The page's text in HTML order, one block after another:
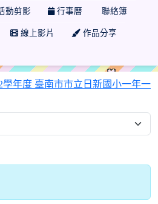
動剪影 行事曆 聯絡簿
線上影片 作品分享